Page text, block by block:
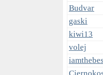
Budvar
gaski
kiwi13
volej